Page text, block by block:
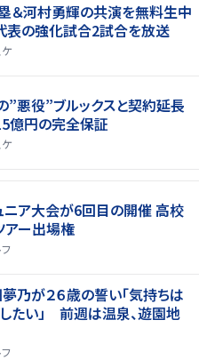
塁＆河村勇輝の共演を無料生中
の強化試合2試合を放送
”悪役”ブルックスと契約延長
億円の完全保証
ア大会が6回目の開催 高校
ー出場権
夢乃が２６歳の誓い「気持ちは
したい」 前週は温泉、遊園地